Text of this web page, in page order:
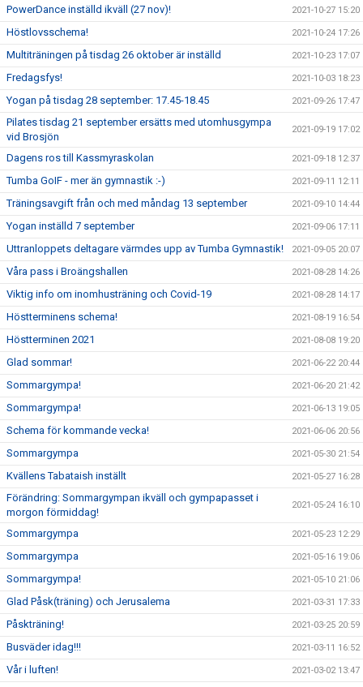
PowerDance inställd ikväll (27 nov)! 2021-10-27 15:20
Höstlovsschema! 2021-10-24 17:26
Multiträningen på tisdag 26 oktober är inställd 2021-10-23 17:07
Fredagsfys! 2021-10-03 18:23
Yogan på tisdag 28 september: 17.45-18.45 2021-09-26 17:47
Pilates tisdag 21 september ersätts med utomhusgympa
vid Brosjön
2021-09-19 17:02
Dagens ros till Kassmyraskolan 2021-09-18 12:37
Tumba GoIF - mer än gymnastik :-) 2021-09-11 12:11
Träningsavgift från och med måndag 13 september 2021-09-10 14:44
Yogan inställd 7 september 2021-09-06 17:11
Uttranloppets deltagare värmdes upp av Tumba Gymnastik! 2021-09-05 20:07
Våra pass i Broängshallen 2021-08-28 14:26
Viktig info om inomhusträning och Covid-19 2021-08-28 14:17
Höstterminens schema! 2021-08-19 16:54
Höstterminen 2021 2021-08-08 19:20
Glad sommar! 2021-06-22 20:44
Sommargympa! 2021-06-20 21:42
Sommargympa! 2021-06-13 19:05
Schema för kommande vecka! 2021-06-06 20:56
Sommargympa 2021-05-30 21:54
Kvällens Tabataish inställt 2021-05-27 16:28
Förändring: Sommargympan ikväll och gympapasset i
morgon förmiddag!
2021-05-24 16:10
Sommargympa 2021-05-23 12:29
Sommargympa 2021-05-16 19:06
Sommargympa! 2021-05-10 21:06
Glad Påsk(träning) och Jerusalema 2021-03-31 17:33
Påskträning! 2021-03-25 20:59
Busväder idag!!! 2021-03-11 16:52
Vår i luften! 2021-03-02 13:47